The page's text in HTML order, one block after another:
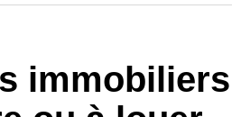
immobiliers